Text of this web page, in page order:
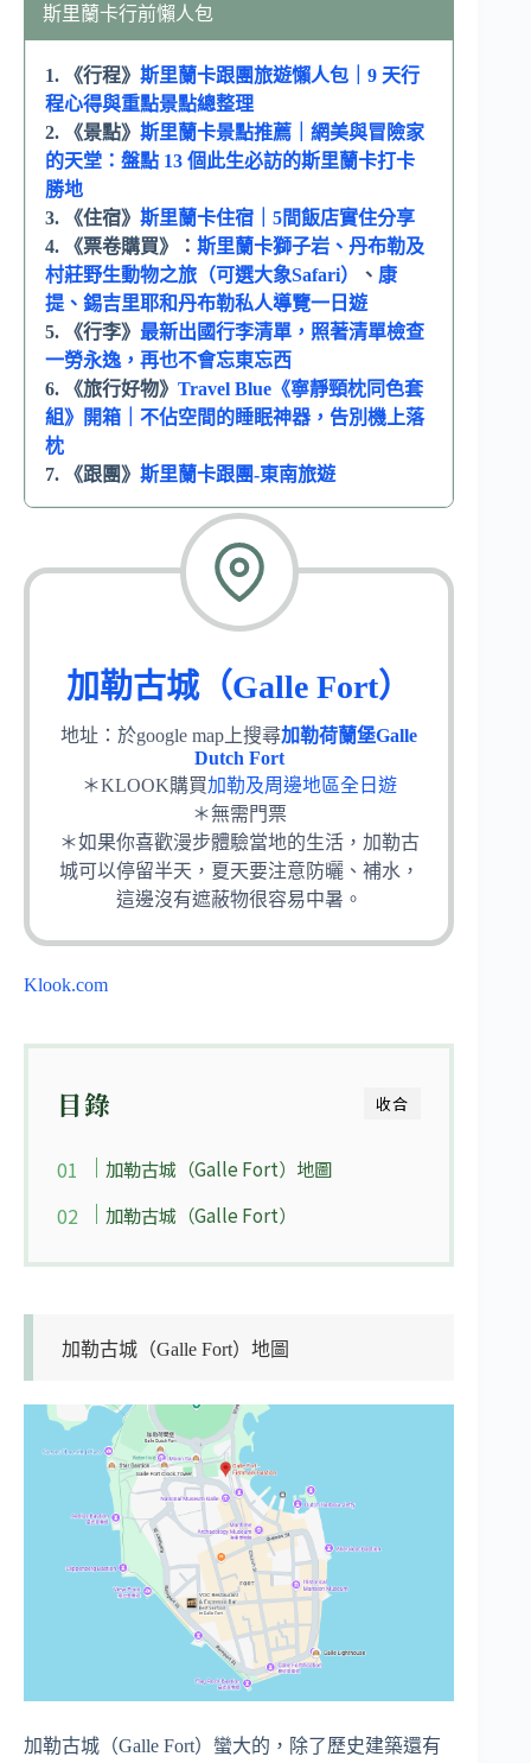
斯里蘭卡行前懶人包
1. 《行程》 斯里蘭卡跟團旅遊懶人包｜9 天行
程心得與重點景點總整理
2. 《景點》 斯里蘭卡景點推薦｜網美與冒險家
的天堂：盤點 13 個此生必訪的斯里蘭卡打卡
勝地
3. 《住宿》 斯里蘭卡住宿｜5間飯店實住分享
4. 《票卷購買》： 斯里蘭卡獅子岩、丹布勒及
村莊野生動物之旅（可選大象Safari）
、 康
提、錫吉里耶和丹布勒私人導覽一日遊
5. 《行李》 最新出國行李清單，照著清單檢查
一勞永逸，再也不會忘東忘西
6. 《旅行好物》 Travel Blue《寧靜頸枕同色套
組》開箱｜不佔空間的睡眠神器，告別機上落
枕
7. 《跟團》 斯里蘭卡跟團-東南旅遊
加勒古城（Galle Fort）
地址：於google map上搜尋加勒荷蘭堡Galle
Dutch Fort
＊KLOOK購買加勒及周邊地區全日遊
＊無需門票
＊如果你喜歡漫步體驗當地的生活，加勒古
城可以停留半天，夏天要注意防曬、補水，
這邊沒有遮蔽物很容易中暑。
Klook.com
收合
目錄
加勒古城（Galle Fort）地圖
加勒古城（Galle Fort）
加勒古城（Galle Fort）地圖
加勒古城（Galle Fort）蠻大的，除了歷史建築還有